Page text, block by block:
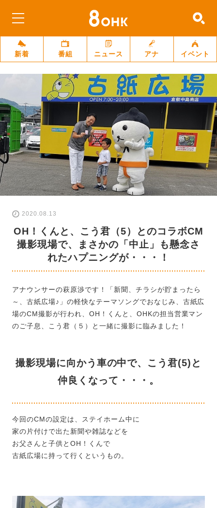
新着 番組 ニュース アナ イベント
2020.08.13
OH！くんと、こう君（5）とのコラボCM
撮影現場で、まさかの「中止」も懸念さ
れたハプニングが・・・！
アナウンサーの萩原渉です！「新聞、チラシが貯まったら
～、古紙広場♪」の軽快なテーマソングでおなじみ、古紙広
場のCM撮影が行われ、OH！くんと、OHKの担当営業マン
のご子息、こう君（５）と一緒に撮影に臨みました！
撮影現場に向かう車の中で、こう君(5)と
仲良くなって・・・。
今回のCMの設定は、ステイホーム中に
家の片付けで出た新聞や雑誌などを
お父さんと子供とOH！くんで
古紙広場に持って行くというもの。